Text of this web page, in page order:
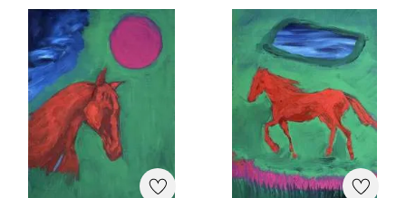
Dezember 2025 bis Februar 2026
Biophilia - Gruppenausstellung
Farbenladen München Januar 2025
„Happy End“ x Broke Today
Rauminstallation mit Stephanie Wiest -
München - November 2024
TME Associates München x Gallery Lau
„Vielfalt“ zsm. mit Künstlern Quint
Buchholz und SIME Juni 2024
URSPRUNG Gallery Lau x Vontobel -